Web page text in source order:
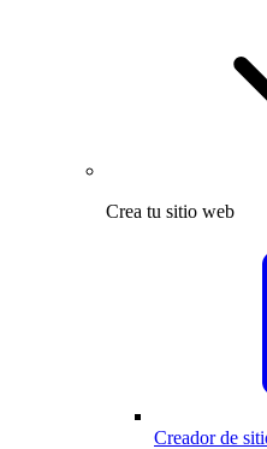
Crea tu sitio web
Creador de